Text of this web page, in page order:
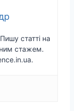
статті на
стажем.